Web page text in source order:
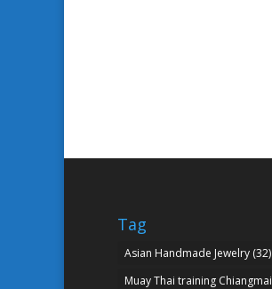
Tag
Asian Handmade Jewelry (32)
Muay Thai training Chiangmai